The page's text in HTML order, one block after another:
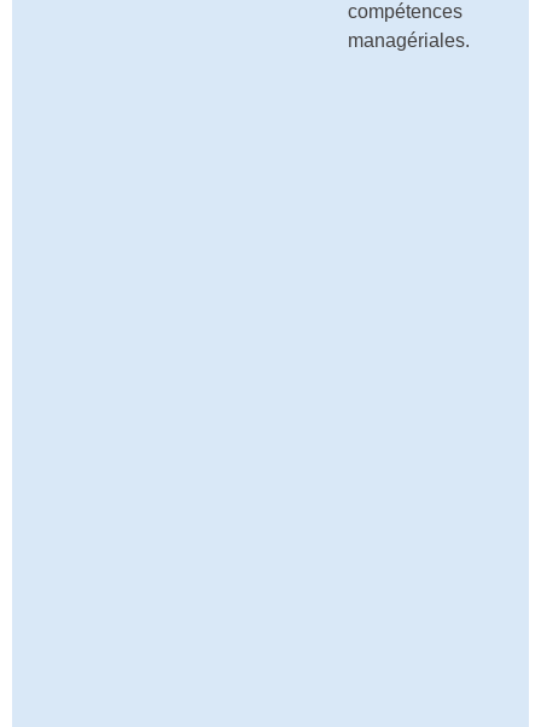
compétences
managériales.